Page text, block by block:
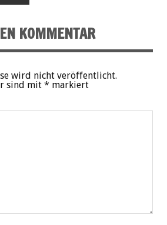
KOMMENTAR
wird nicht veröffentlicht.
sind mit * markiert